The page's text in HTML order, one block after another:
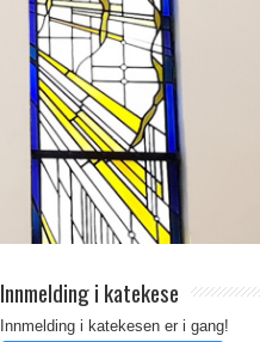
Innmelding i katekese
Innmelding i katekesen er i gang!